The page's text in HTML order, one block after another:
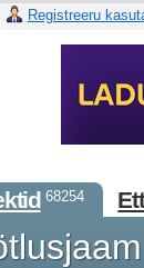
Registreeru
68254